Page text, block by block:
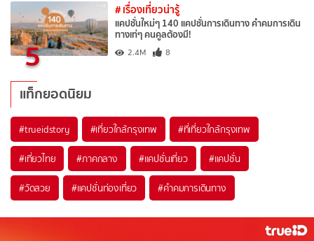
5
# เรื่องเที่ยวน่ารู้
แคปชั่นใหม่ๆ 140 แคปชั่นการเดินทาง คำคมการเดิน
ทางเท่ๆ คนคูลต้องมี!
2.4M 8
แท็กยอดนิยม
#trueidstory #เที่ยวใกล้กรุงเทพ #ที่เที่ยวใกล้กรุงเทพ
#เที่ยวไทย #ภาคกลาง #แคปชั่นเที่ยว #แคปชั่น
#วัดสวย #แคปชั่นท่องเที่ยว #คำคมการเดินทาง